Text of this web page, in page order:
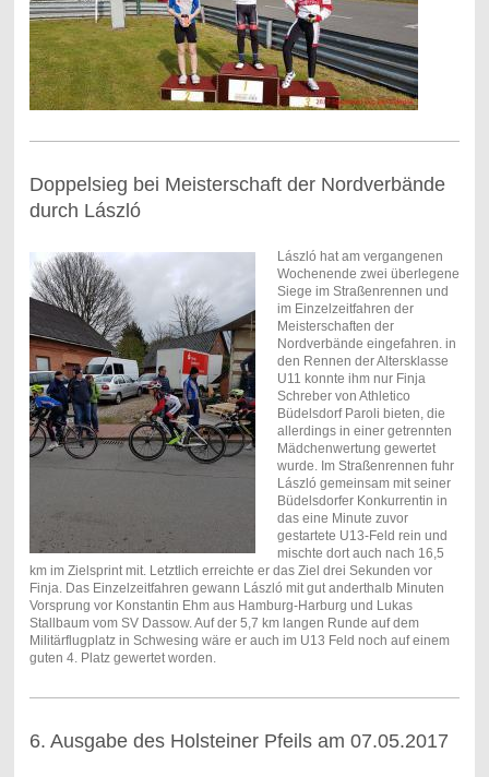
Doppelsieg bei Meisterschaft der Nordverbände
durch László
László hat am vergangenen
Wochenende zwei überlegene
Siege im Straßenrennen und
im Einzelzeitfahren der
Meisterschaften der
Nordverbände eingefahren. in
den Rennen der Altersklasse
U11 konnte ihm nur Finja
Schreber von Athletico
Büdelsdorf Paroli bieten, die
allerdings in einer getrennten
Mädchenwertung gewertet
wurde. Im Straßenrennen fuhr
László gemeinsam mit seiner
Büdelsdorfer Konkurrentin in
das eine Minute zuvor
gestartete U13-Feld rein und
mischte dort auch nach 16,5
km im Zielsprint mit. Letztlich erreichte er das Ziel drei Sekunden vor
Finja. Das Einzelzeitfahren gewann László mit gut anderthalb Minuten
Vorsprung vor Konstantin Ehm aus Hamburg-Harburg und Lukas
Stallbaum vom SV Dassow. Auf der 5,7 km langen Runde auf dem
Militärflugplatz in Schwesing wäre er auch im U13 Feld noch auf einem
guten 4. Platz gewertet worden.
6. Ausgabe des Holsteiner Pfeils am 07.05.2017